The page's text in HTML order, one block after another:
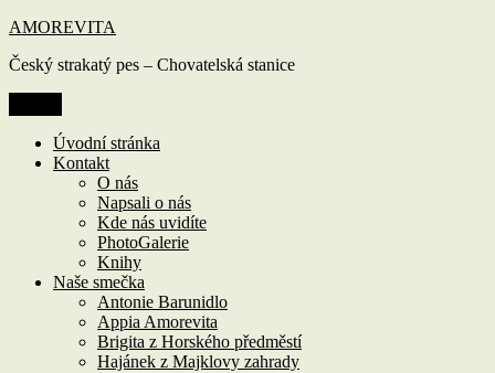
Přejít
obsahu
AMOREVITA
Český strakatý pes – Chovatelská stanice
Úvodní stránka
Kontakt
O nás
Napsali o nás
Kde nás uvidíte
PhotoGalerie
Knihy
Naše smečka
Antonie Barunidlo
Appia Amorevita
Brigita z Horského předměstí
Hajánek z Majklovy zahrady